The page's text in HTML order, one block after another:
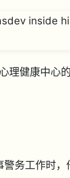
健康中心的
务工作时，